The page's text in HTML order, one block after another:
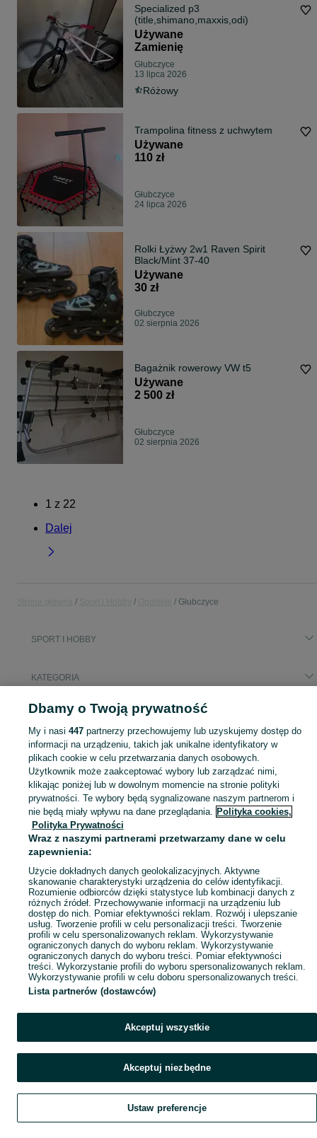
Specialized p3
(title,shimano,maxxis,odi)
Używane
Zamienię
Głubczyce
13 lipca 2026
Różowy
Trampolina fitness z uchwytem
Używane
110 zł
Głubczyce
24 lipca 2026
Rolki Łyżwy 2w1 Raven Spirit
Black/Mint 37-40
Używane
30 zł
Głubczyce
02 sierpnia 2026
Bagażnik rowerowy VW t5
Używane
2 500 zł
Głubczyce
02 sierpnia 2026
1 z 22
Dalej
Głubczyce
SPORT I HOBBY
KATEGORIA
Popularne wyszukiwania
rower gtix
Sprzedaż sprzętu sportowego i hobby Głubczyce ▶️ Szeroki wybór produktów ✅ Nowe i używane w atrakcyjnych cenach ✌ Sprawdź ogłoszenia na OLX.pl! Zobacz
Mapa kategorii
Mapa miejscowości
Mapa ministron
Szukaj Obserwujesz Dodaj Czat Konto
Dbamy o Twoją prywatność
My i nasi 447partnerzy przechowujemy lub uzyskujemy dostęp do
informacji na urządzeniu, takich jak unikalne identyfikatory w
plikach cookie w celu przetwarzania danych osobowych.
Użytkownik może zaakceptować wybory lub zarządzać nimi,
klikając poniżej lub w dowolnym momencie na stronie polityki
prywatności. Te wybory będą sygnalizowane naszym partnerom i
nie będą miały wpływu na dane przeglądania. Polityka cookies,
Polityka Prywatności
Wraz z naszymi partnerami przetwarzamy dane w celu
zapewnienia:
Użycie dokładnych danych geolokalizacyjnych. Aktywne
skanowanie charakterystyki urządzenia do celów identyfikacji.
Rozumienie odbiorców dzięki statystyce lub kombinacji danych z
różnych źródeł. Przechowywanie informacji na urządzeniu lub
dostęp do nich. Pomiar efektywności reklam. Rozwój i ulepszanie
usług. Tworzenie profili w celu personalizacji treści. Tworzenie
profili w celu spersonalizowanych reklam. Wykorzystywanie
ograniczonych danych do wyboru reklam. Wykorzystywanie
ograniczonych danych do wyboru treści. Pomiar efektywności
treści. Wykorzystanie profili do wyboru spersonalizowanych reklam.
Wykorzystywanie profili w celu doboru spersonalizowanych treści.
Lista partnerów (dostawców)
Akceptuj wszystkie
Akceptuj niezbędne
Ustaw preferencje